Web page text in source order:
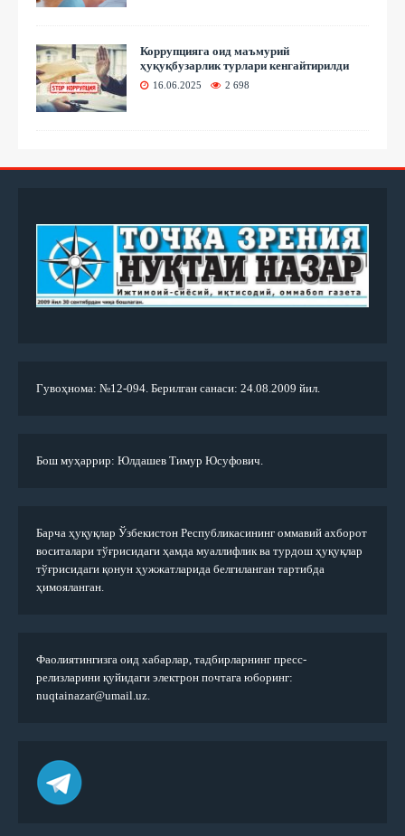
Коррупцияга оид маъмурий
ҳуқуқбузарлик турлари кенгайтирилди
16.06.2025 2 698
Гувоҳнома: №12-094. Берилган санаси: 24.08.2009 йил.
Бош муҳаррир: Юлдашев Тимур Юсуфович.
Барча ҳуқуқлар Ўзбекистон Республикасининг оммавий ахборот
воситалари тўғрисидаги ҳамда муаллифлик ва турдош ҳуқуқлар
тўғрисидаги қонун ҳужжатларида белгиланган тартибда
ҳимояланган.
Фаолиятингизга оид хабарлар, тадбирларнинг пресс-
релизларини қуйидаги электрон почтага юборинг:
nuqtainazar@umail.uz.